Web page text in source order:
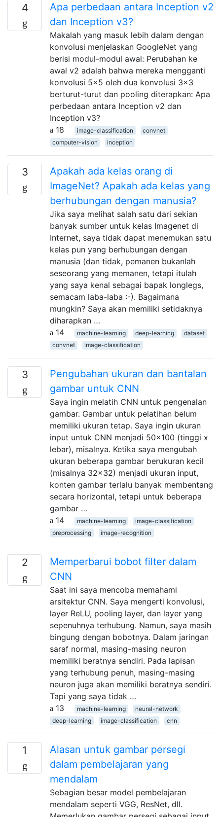
4
Apa perbedaan antara Inception v2
dan Inception v3?
Makalah yang masuk lebih dalam dengan
konvolusi menjelaskan GoogleNet yang
berisi modul-modul awal: Perubahan ke
awal v2 adalah bahwa mereka mengganti
konvolusi 5x5 oleh dua konvolusi 3x3
berturut-turut dan pooling diterapkan: Apa
perbedaan antara Inception v2 dan
Inception v3?
18
image-classification
convnet
computer-vision
inception
3
Apakah ada kelas orang di
ImageNet? Apakah ada kelas yang
berhubungan dengan manusia?
Jika saya melihat salah satu dari sekian
banyak sumber untuk kelas Imagenet di
Internet, saya tidak dapat menemukan satu
kelas pun yang berhubungan dengan
manusia (dan tidak, pemanen bukanlah
seseorang yang memanen, tetapi itulah
yang saya kenal sebagai bapak longlegs,
semacam laba-laba :-). Bagaimana
mungkin? Saya akan memiliki setidaknya
diharapkan …
14
machine-learning deep-learning
dataset
convnet
image-classification
3
Pengubahan ukuran dan bantalan
gambar untuk CNN
Saya ingin melatih CNN untuk pengenalan
gambar. Gambar untuk pelatihan belum
memiliki ukuran tetap. Saya ingin ukuran
input untuk CNN menjadi 50x100 (tinggi x
lebar), misalnya. Ketika saya mengubah
ukuran beberapa gambar berukuran kecil
(misalnya 32x32) menjadi ukuran input,
konten gambar terlalu banyak membentang
secara horizontal, tetapi untuk beberapa
gambar …
14
machine-learning
image-classification
preprocessing
image-recognition
2
Memperbarui bobot filter dalam
CNN
Saat ini saya mencoba memahami
arsitektur CNN. Saya mengerti konvolusi,
layer ReLU, pooling layer, dan layer yang
sepenuhnya terhubung. Namun, saya masih
bingung dengan bobotnya. Dalam jaringan
saraf normal, masing-masing neuron
memiliki beratnya sendiri. Pada lapisan
yang terhubung penuh, masing-masing
neuron juga akan memiliki beratnya sendiri.
Tapi yang saya tidak …
13
machine-learning
neural-network
deep-learning
image-classification cnn
1
Alasan untuk gambar persegi
dalam pembelajaran yang
mendalam
Sebagian besar model pembelajaran
mendalam seperti VGG, ResNet, dll.